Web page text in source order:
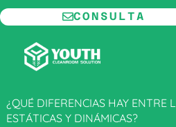
Ir
al
contenido
CONSULTA
¿QUÉ DIFERENCIAS HAY ENTRE
ESTÁTICAS Y DINÁMICAS?